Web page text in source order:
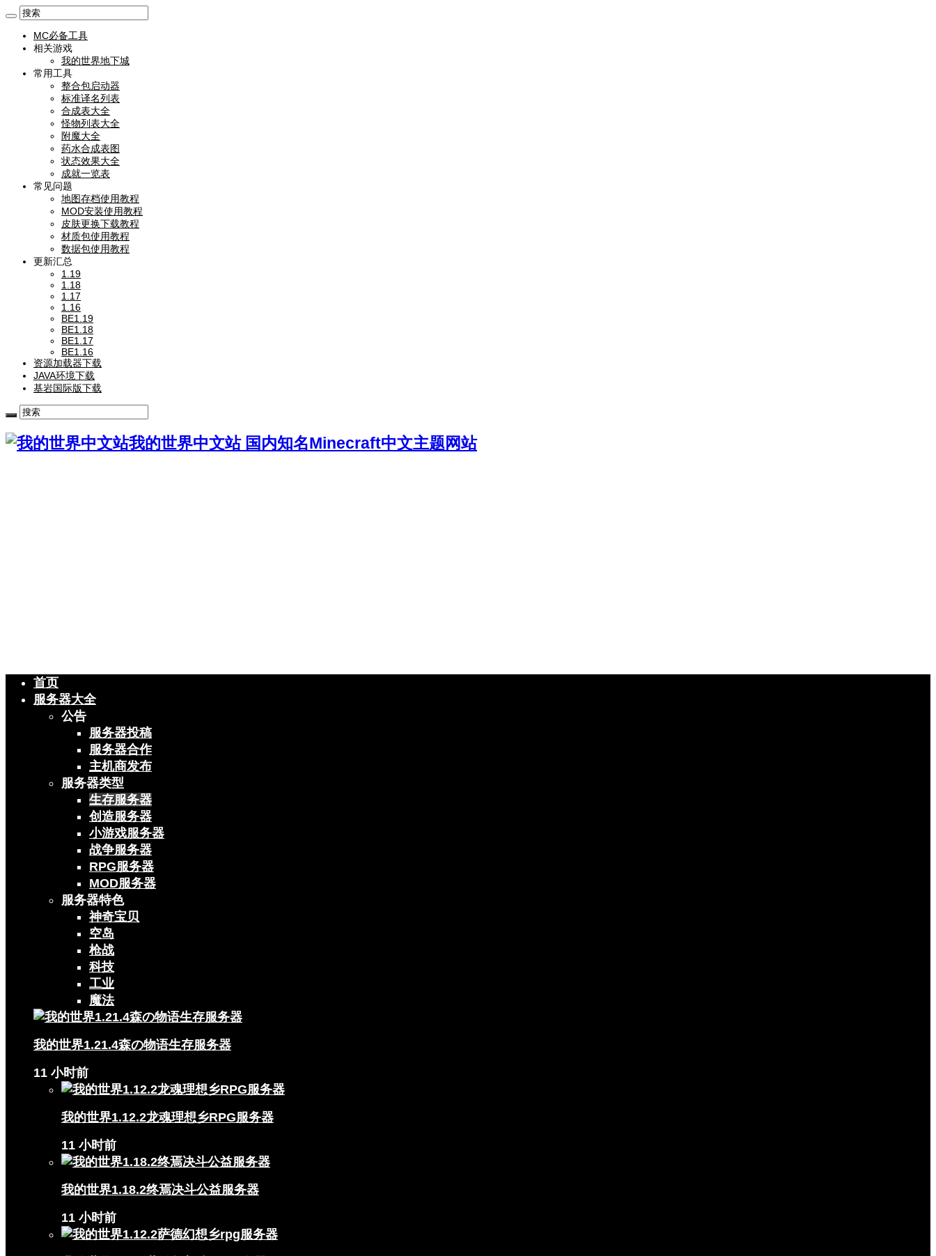
MC必备工具
相关游戏
我的世界地下城
常用工具
整合包启动器
标准译名列表
合成表大全
怪物列表大全
附魔大全
药水合成表图
状态效果大全
成就一览表
常见问题
地图存档使用教程
MOD安装使用教程
皮肤更换下载教程
材质包使用教程
数据包使用教程
更新汇总
1.19
1.18
1.17
1.16
BE1.19
BE1.18
BE1.17
BE1.16
资源加载器下载
JAVA环境下载
基岩国际版下载
我的世界中文站 国内知名Minecraft中文主题网站
首页
服务器大全
公告
服务器投稿
服务器合作
主机商发布
服务器类型
生存服务器
创造服务器
小游戏服务器
战争服务器
RPG服务器
MOD服务器
服务器特色
神奇宝贝
空岛
枪战
科技
工业
魔法
我的世界1.21.4森の物语生存服务器
11 小时前
我的世界1.12.2龙魂理想乡RPG服务器
11 小时前
我的世界1.18.2终焉决斗公益服务器
11 小时前